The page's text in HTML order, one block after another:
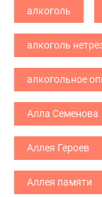
алкоголь
алкоголь
алкогольное
Алла Семенова
Аллея Героев
Аллея памяти